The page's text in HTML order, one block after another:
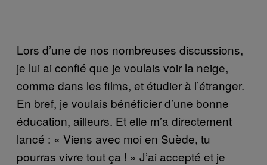
Lors d’une de nos nombreuses discussions,
je lui ai confié que je voulais voir la neige,
comme dans les films, et étudier à l’étranger.
En bref, je voulais bénéficier d’une bonne
éducation, ailleurs. Et elle m’a directement
lancé : « Viens avec moi en Suède, tu
pourras vivre tout ça ! » J’ai accepté et je